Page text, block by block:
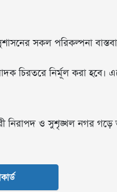
সকল পরিকল্পনা
নির্মূল করা হবে।
নিরাপদ ও সুশৃঙ্খল নগর